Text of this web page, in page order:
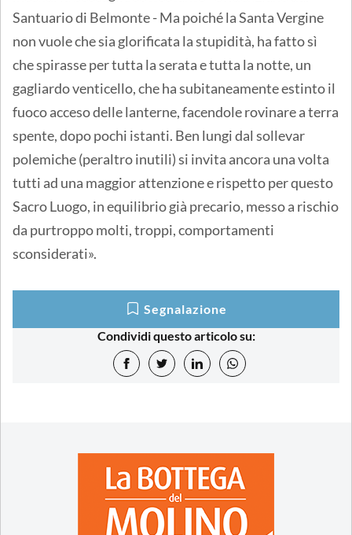
Santuario di Belmonte - Ma poiché la Santa Vergine
non vuole che sia glorificata la stupidità, ha fatto sì
che spirasse per tutta la serata e tutta la notte, un
gagliardo venticello, che ha subitaneamente estinto il
fuoco acceso delle lanterne, facendole rovinare a terra
spente, dopo pochi istanti. Ben lungi dal sollevar
polemiche (peraltro inutili) si invita ancora una volta
tutti ad una maggior attenzione e rispetto per questo
Sacro Luogo, in equilibrio già precario, messo a rischio
da purtroppo molti, troppi, comportamenti
sconsiderati».
Segnalazione
Condividi questo articolo su: